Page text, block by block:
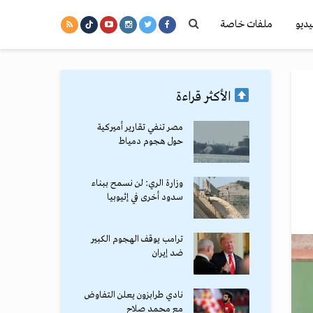
ملفات خاصة
الأكثر قراءة
مصر تنفي تقارير أميركية
حول هجوم دمياط
وزارة الري: لن نسمح ببناء
سدود أخرى في إثيوبيا
ترامب يوقف الهجوم الكبير
ضد إيران
نادي طرابزون يعلن التفاوض
مع محمد صلاح